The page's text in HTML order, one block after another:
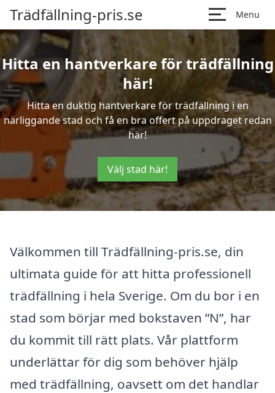
Trädfällning-pris.se Menu
Hitta en hantverkare för trädfällning
här!
Hitta en duktig hantverkare för trädfällning i en
närliggande stad och få en bra offert på uppdraget redan
här!
Välj stad här!
Välkommen till Trädfällning-pris.se, din
ultimata guide för att hitta professionell
trädfällning i hela Sverige. Om du bor i en
stad som börjar med bokstaven ”N”, har
du kommit till rätt plats. Vår plattform
underlättar för dig som behöver hjälp
med trädfällning, oavsett om det handlar